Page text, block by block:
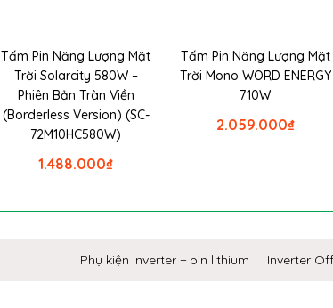
Tấm Pin Năng Lượng Mặt
Trời Solarcity 580W –
Phiên Bản Tràn Viền
(Borderless Version) (SC-
72M10HC580W)
₫
1.488.000
Tấm Pin Năng Lượng Mặt
Trời Mono WORD ENERGY
710W
₫
2.059.000
Phụ kiện inverter + pin lithium Inverter